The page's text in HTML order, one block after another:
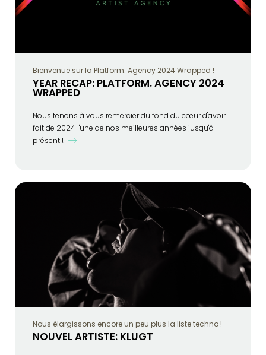
Bienvenue sur la Platform. Agency 2024 Wrapped !
YEAR RECAP: PLATFORM. AGENCY 2024
WRAPPED
Nous tenons à vous remercier du fond du cœur d'avoir
fait de 2024 l'une de nos meilleures années jusqu'à
présent !
Nous élargissons encore un peu plus la liste techno !
NOUVEL ARTISTE: KLUGT